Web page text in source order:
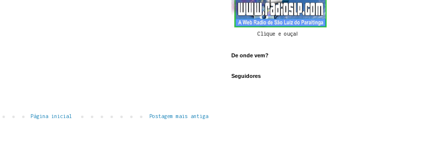
Postagem mais antiga
Página inicial
Clique e ouça!
De onde vem?
Seguidores